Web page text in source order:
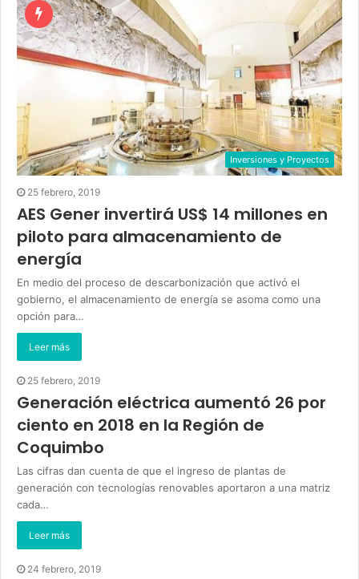
Inversiones y Proyectos
25 febrero, 2019
AES Gener invertirá US$ 14 millones en
piloto para almacenamiento de
energía
En medio del proceso de descarbonización que activó el
gobierno, el almacenamiento de energía se asoma como una
opción para…
Leer más
25 febrero, 2019
Generación eléctrica aumentó 26 por
ciento en 2018 en la Región de
Coquimbo
Las cifras dan cuenta de que el ingreso de plantas de
generación con tecnologías renovables aportaron a una matriz
cada…
Leer más
24 febrero, 2019